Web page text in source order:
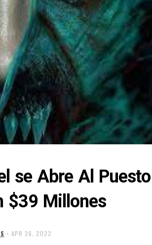
se Abre Al Puesto
$39 Millones
• APR 26, 2022